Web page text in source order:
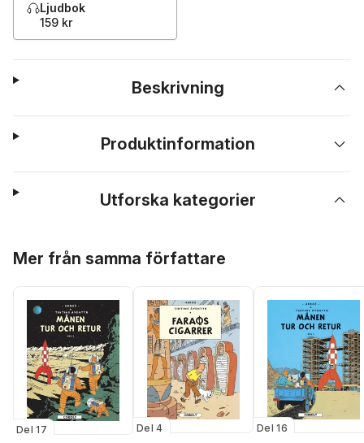
Ljudbok
159 kr
Beskrivning
Produktinformation
Utforska kategorier
Mer från samma författare
Del 17 Del 4 Del 16